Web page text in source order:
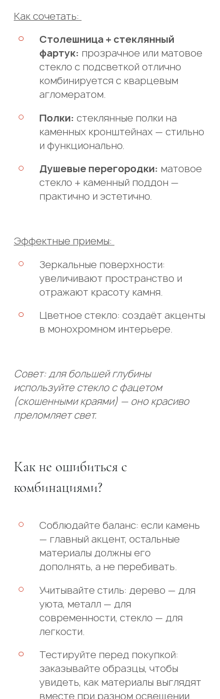
Как сочетать:
Столешница + стеклянный
фартук: прозрачное или матовое
стекло с подсветкой отлично
комбинируется с кварцевым
агломератом.
Полки: стеклянные полки на
каменных кронштейнах — стильно
и функционально.
Душевые перегородки: матовое
стекло + каменный поддон —
практично и эстетично.
Эффектные приемы:
Зеркальные поверхности:
увеличивают пространство и
отражают красоту камня.
Цветное стекло: создаёт акценты
в монохромном интерьере.
Совет: для большей глубины
используйте стекло с фацетом
(скошенными краями) — оно красиво
преломляет свет.
Как не ошибиться с
комбинациями?
Соблюдайте баланс: если камень
— главный акцент, остальные
материалы должны его
дополнять, а не перебивать.
Учитывайте стиль: дерево — для
уюта, металл — для
современности, стекло — для
легкости.
Тестируйте перед покупкой:
заказывайте образцы, чтобы
увидеть, как материалы выглядят
вместе при разном освещении.